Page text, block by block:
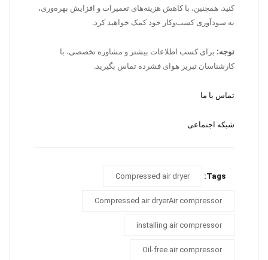
کنید. همچنین، با کاهش هزینه‌های تعمیرات و افزایش بهره‌وری،
به سودآوری کسب‌وکار خود کمک خواهید کرد.
توجه: برای کسب اطلاعات بیشتر و مشاوره تخصصی، با
کارشناسان تبریز هوای فشرده تماس بگیرید.
تماس با ما
شبکه اجتماعی
Tags:
Compressed air dryer
Compressed air dryerAir compressor
installing air compressor
Oil-free air compressor